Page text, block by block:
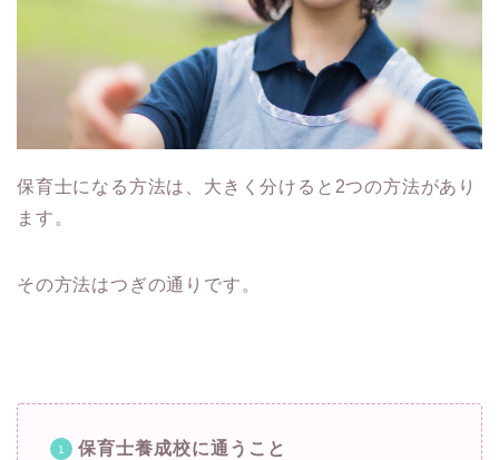
保育士になる方法は、大きく分けると2つの方法があり
ます。
その方法はつぎの通りです。
保育士養成校に通うこと